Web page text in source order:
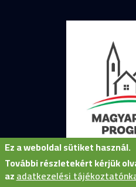
Ez a weboldal sütiket használ.
További részletekért kérjük
azadatkezelési